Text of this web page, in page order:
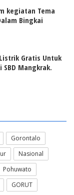
kegiatan Tema
Bingkai
Gratis Untuk
Mangkrak.
Gorontalo
Nasional
Pohuwato
GORUT